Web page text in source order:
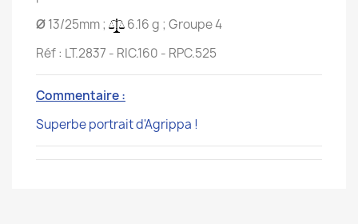
Ø13/25mm ;
6.16 g ; Groupe 4
Réf : LT.2837 - RIC.160 - RPC.525
Commentaire :
Superbe portrait d'Agrippa !